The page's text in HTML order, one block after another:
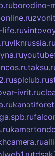
borodino-
life.ru
vlknrussia.ru
splclub.ru
ivrit.ru